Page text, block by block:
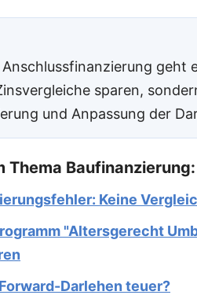
Anschlussfinanzierung geht
sparen,
und Anpassung der
Thema Baufinanzierung:
Keine
"Altersgerecht
Darlehen teuer?